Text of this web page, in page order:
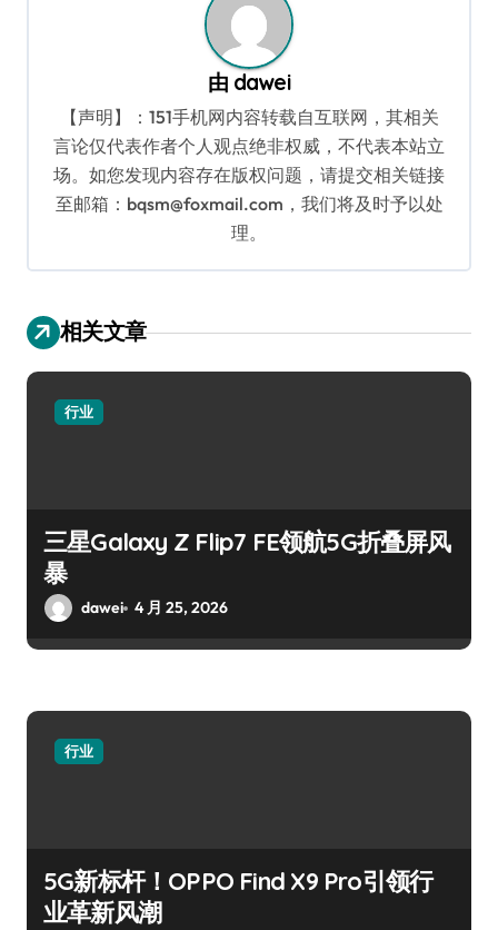
由 dawei
【声明】：151手机网内容转载自互联网，其相关
言论仅代表作者个人观点绝非权威，不代表本站立
场。如您发现内容存在版权问题，请提交相关链接
至邮箱：bqsm@foxmail.com，我们将及时予以处
理。
相关文章
行业
三星Galaxy Z Flip7 FE领航5G折叠屏风
暴
dawei 4 月 25, 2026
行业
5G新标杆！OPPO Find X9 Pro引领行
业革新风潮